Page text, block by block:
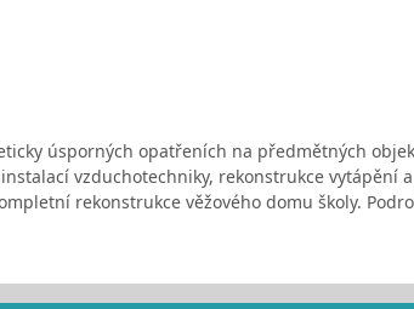
úsporných opatřeních na předmětných
vzduchotechniky, rekonstrukce vytápění
rekonstrukce věžového domu školy.